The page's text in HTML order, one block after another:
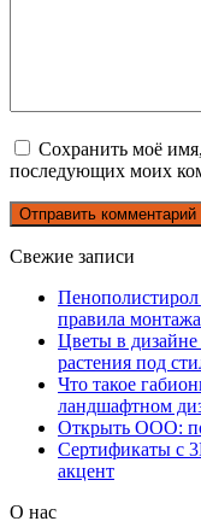
Сохранить моё
последующих моих
Свежие записи
Пенополистирол
правила монтажа
Цветы в дизайне
растения под
Что такое
ландшафтном
Открыть ООО:
Сертификаты с
акцент
О нас